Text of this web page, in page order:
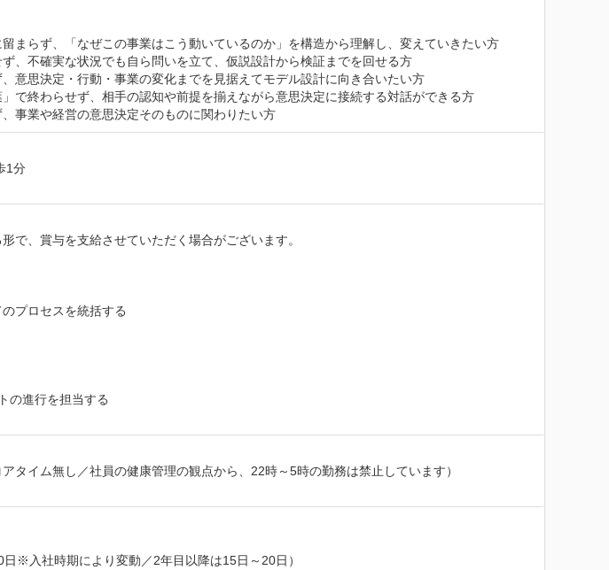
まらず、「なぜこの事業はこう動いているのか」を構造から理解し、変えていきたい方
、不確実な状況でも自ら問いを立て、仮説設計から検証までを回せる方
意思決定・行動・事業の変化までを見据えてモデル設計に向き合いたい方
で終わらせず、相手の認知や前提を揃えながら意思決定に接続する対話ができる方
事業や経営の意思決定そのものに関わりたい方
1分
で、賞与を支給させていただく場合がございます。
ロセスを統括する
進行を担当する
タイム無し／社員の健康管理の観点から、22時～5時の勤務は禁止しています）
※入社時期により変動／2年目以降は15日～20日）